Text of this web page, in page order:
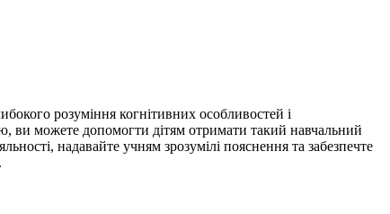
розуміння когнітивних особливостей і
ви можете допомогти дітям отримати такий навчальний
надавайте учням зрозумілі пояснення та забезпечте